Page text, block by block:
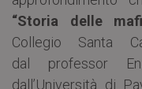
“Storia delle
Collegio Santa
dal professor
dall’Università di